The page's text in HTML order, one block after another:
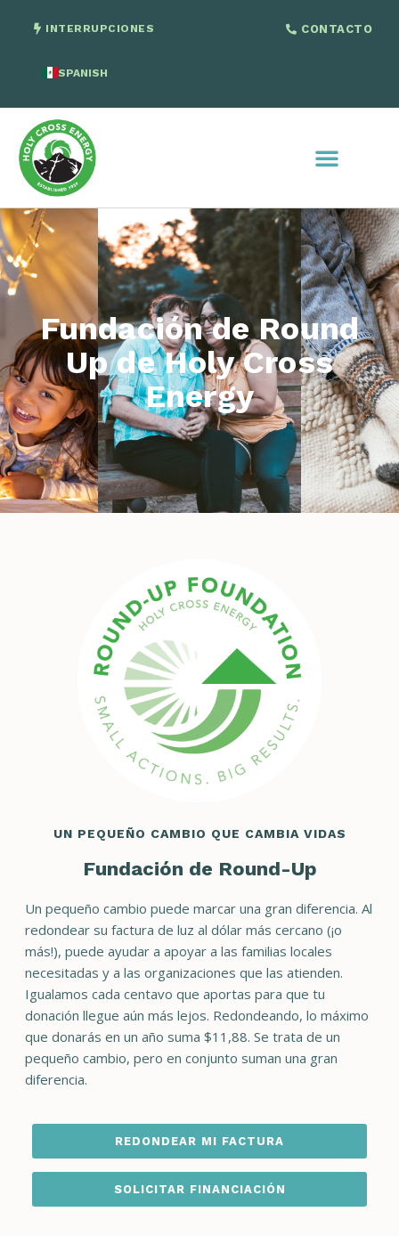
INTERRUPCIONES CONTACTO
SPANISH
Fundación de Round
Up de Holy Cross
Energy
UN PEQUEÑO CAMBIO QUE CAMBIA VIDAS
Fundación de Round-Up
Un pequeño cambio puede marcar una gran diferencia. Al
redondear su factura de luz al dólar más cercano (¡o
más!), puede ayudar a apoyar a las familias locales
necesitadas y a las organizaciones que las atienden.
Igualamos cada centavo que aportas para que tu
donación llegue aún más lejos. Redondeando, lo máximo
que donarás en un año suma $11,88. Se trata de un
pequeño cambio, pero en conjunto suman una gran
diferencia.
REDONDEAR MI FACTURA
SOLICITAR FINANCIACIÓN